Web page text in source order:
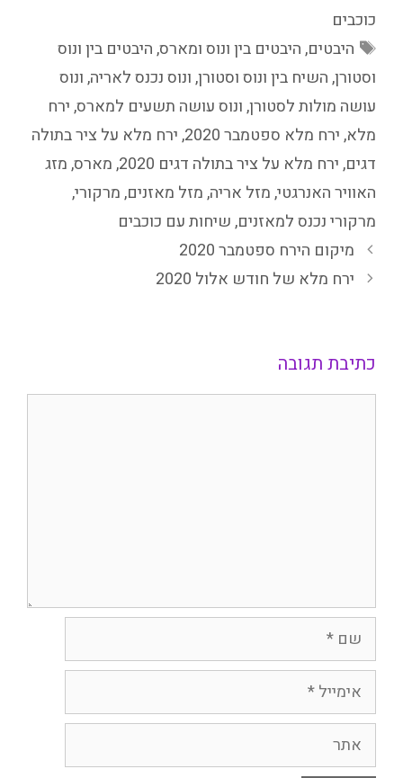
כוכבים
תגיות
היבטים,היבטים בין ונוס ומארס,היבטים בין ונוס
וסטורן,השיח בין ונוס וסטורן,ונוס נכנס לאריה,ונוס
עושה מולות לסטורן,ונוס עושה תשעים למארס,ירח
מלא,ירח מלא ספטמבר 2020 ,ירח מלא על ציר בתולה
דגים,ירח מלא על ציר בתולה דגים 2020 ,מארס,מזג
האוויר האנרגטי,מזל אריה,מזל מאזנים,מרקורי,
מרקורי נכנס למאזנים,שיחות עם כוכבים
מיקום הירח ספטמבר 2020
ירח מלא של חודש אלול 2020
כתיבת תגובה